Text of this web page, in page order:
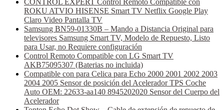
CONTROL EXPERT Control Remoto Compatible con
ROKU ATVIO HISENSE Smart TV Netflix Google Play
Claro Video Pantalla TV
Samsung BN59-01330B – Mando a Distancia Original para
televisores Samsung Smart TV, Modelo de Repuesto, Listo
para Usar, no Requiere configuración
Control Remoto Compatible con LG Smart TV
AKB75095307 (Baterias no incluida)
Compatible con para Celica para Echo 2000 2001 2002 2003
2004 2005 Sensor de posición del Acelerador TPS Coche
Auto OEM: 22633-aa140 8945202020 Sensor del Cuerpo del
Acelerador